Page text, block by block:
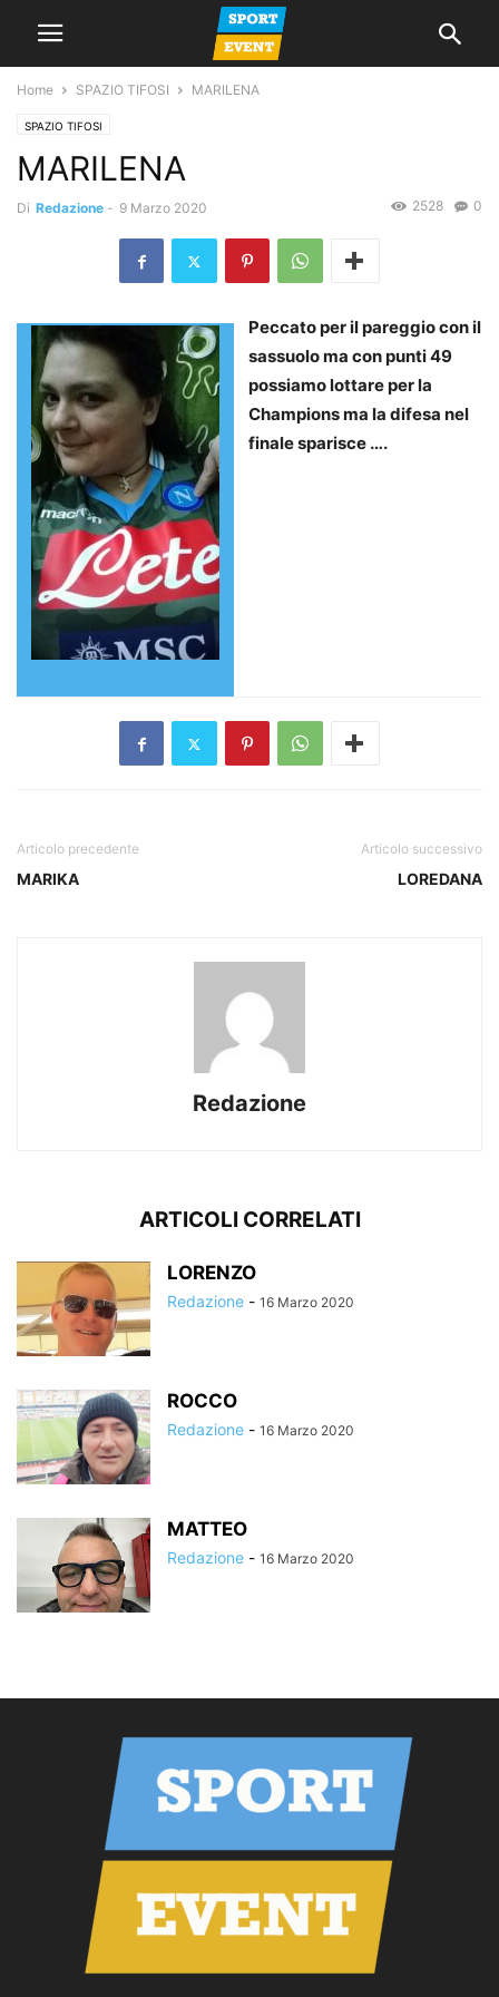
Home SPAZIO TIFOSI MARILENA
SPAZIO TIFOSI
MARILENA
Di Redazione - 9 Marzo 2020 0
2528
Peccato per il pareggio con il
sassuolo ma con punti 49
possiamo lottare per la
Champions ma la difesa nel
finale sparisce ….
Articolo precedente
MARIKA
Articolo successivo
LOREDANA
Redazione
ARTICOLI CORRELATI
LORENZO
Redazione - 16 Marzo 2020
ROCCO
Redazione - 16 Marzo 2020
MATTEO
Redazione - 16 Marzo 2020